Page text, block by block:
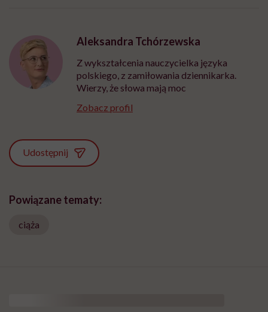
Aleksandra Tchórzewska
Z wykształcenia nauczycielka języka
polskiego, z zamiłowania dziennikarka.
Wierzy, że słowa mają moc
Zobacz profil
Udostępnij
Powiązane tematy:
ciąża